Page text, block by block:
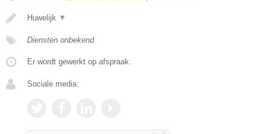
Huwelijk ▼
Diensten onbekend
Er wordt gewerkt op afspraak.
Sociale media: